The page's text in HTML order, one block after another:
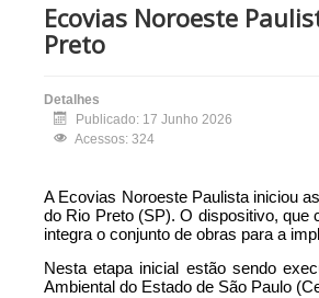
Ecovias Noroeste
Preto
Detalhes
Publicado: 17 Junho 2026
Acessos: 324
A Ecovias Noroeste Paulista iniciou
do Rio Preto (SP). O dispositivo, que
integra o conjunto de obras para a
Nesta etapa inicial estão sendo
Ambiental do Estado de São Paulo